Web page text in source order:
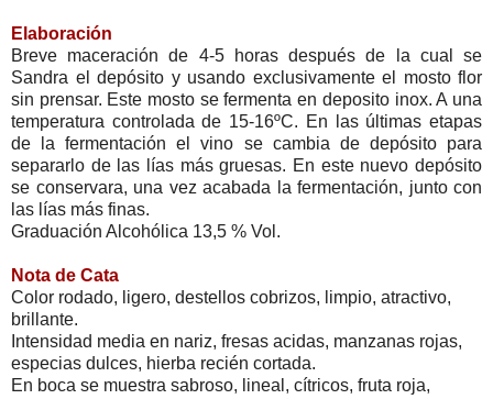
Elaboración
Breve maceración de 4-5 horas después de la cual se
Sandra el depósito y usando exclusivamente el mosto flor
sin prensar. Este mosto se fermenta en deposito inox. A una
temperatura controlada de 15-16ºC. En las últimas etapas
de la fermentación el vino se cambia de depósito para
separarlo de las lías más gruesas. En este nuevo depósito
se conservara, una vez acabada la fermentación, junto con
las lías más finas.
Graduación Alcohólica 13,5 % Vol.
Nota de Cata
Color rodado, ligero, destellos cobrizos, limpio, atractivo,
brillante.
Intensidad media en nariz, fresas acidas, manzanas rojas,
especias dulces, hierba recién cortada.
En boca se muestra sabroso, lineal, cítricos, fruta roja,